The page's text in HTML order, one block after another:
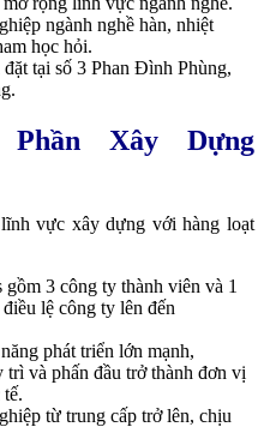
ngành nghề hàn, nhiệt
học hỏi.
tại số 3 Phan Đình Phùng,
Xây Dựng
vực xây dựng với hàng loạt
gồm 3 công ty thành viên và 1
lệ công ty lên đến
phát triển lớn mạnh,
và phấn đầu trở thành đơn vị
từ trung cấp trở lên, chịu